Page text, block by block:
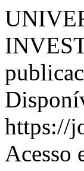
https://
Acesso